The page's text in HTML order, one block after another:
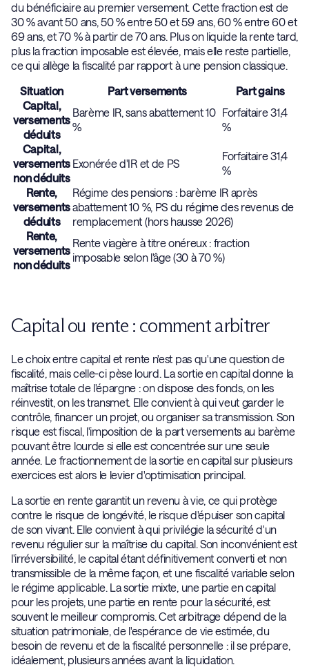
du bénéficiaire au premier versement. Cette fraction est de
30 % avant 50 ans, 50 % entre 50 et 59 ans, 60 % entre 60 et
69 ans, et 70 % à partir de 70 ans. Plus on liquide la rente tard,
plus la fraction imposable est élevée, mais elle reste partielle,
ce qui allège la fiscalité par rapport à une pension classique.
Situation
Part versements
Part gains
Capital,
versements
déduits
Barème IR, sans abattement 10
%
Forfaitaire 31,4
%
Capital,
versements
non déduits
Exonérée d'IR et de PS
Forfaitaire 31,4
%
Rente,
versements
déduits
Régime des pensions : barème IR après
abattement 10 %, PS du régime des revenus de
remplacement (hors hausse 2026)
Rente,
versements
non déduits
Rente viagère à titre onéreux : fraction
imposable selon l'âge (30 à 70 %)
Capital ou rente : comment arbitrer
Le choix entre capital et rente n'est pas qu'une question de
fiscalité, mais celle-ci pèse lourd. La sortie en capital donne la
maîtrise totale de l'épargne : on dispose des fonds, on les
réinvestit, on les transmet. Elle convient à qui veut garder le
contrôle, financer un projet, ou organiser sa transmission. Son
risque est fiscal, l'imposition de la part versements au barème
pouvant être lourde si elle est concentrée sur une seule
année. Le fractionnement de la sortie en capital sur plusieurs
exercices est alors le levier d'optimisation principal.
La sortie en rente garantit un revenu à vie, ce qui protège
contre le risque de longévité, le risque d'épuiser son capital
de son vivant. Elle convient à qui privilégie la sécurité d'un
revenu régulier sur la maîtrise du capital. Son inconvénient est
l'irréversibilité, le capital étant définitivement converti et non
transmissible de la même façon, et une fiscalité variable selon
le régime applicable. La sortie mixte, une partie en capital
pour les projets, une partie en rente pour la sécurité, est
souvent le meilleur compromis. Cet arbitrage dépend de la
situation patrimoniale, de l'espérance de vie estimée, du
besoin de revenu et de la fiscalité personnelle : il se prépare,
idéalement, plusieurs années avant la liquidation.